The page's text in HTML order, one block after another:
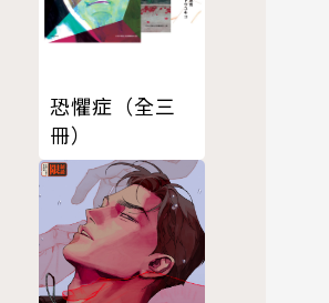
恐懼症（全三
冊）